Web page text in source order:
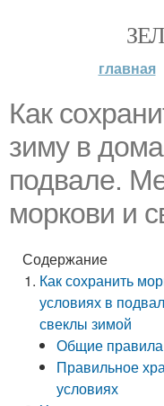
главная
Как
зиму в
подвале.
моркови и
Содержание
Как сохранить
условиях в
свеклы зимой
Общие правила
Правильное
условиях